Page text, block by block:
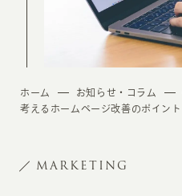
ホーム お知らせ・コラム
考えるホームページ改善のポイント
MARKETING